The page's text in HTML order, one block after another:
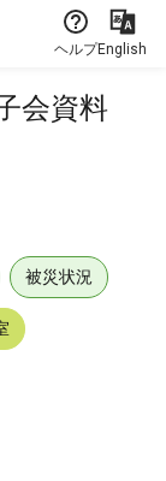
ヘルプEnglish
会資料
被災状況